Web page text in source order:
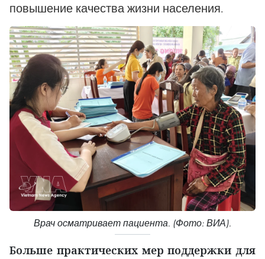
повышение качества жизни населения.
Врач осматривает пациента. (Фото: ВИА).
Больше практических мер поддержки для